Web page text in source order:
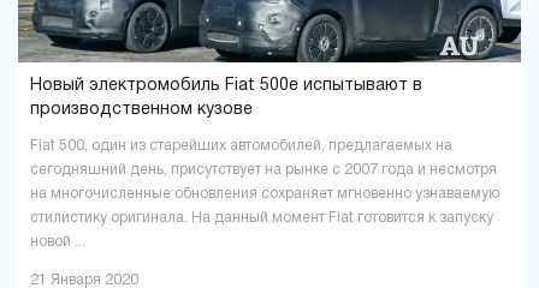
Хмельницкий18 Черкассы 6
Чернигов5 Черновцы7
Новый электромобиль Fiat 500e испытывают в
производственном кузове
Fiat 500, один из старейших автомобилей, предлагаемых на
сегодняшний день, присутствует на рынке с 2007 года и несмотря
на многочисленные обновления сохраняет мгновенно узнаваемую
стилистику оригинала. На данный момент Fiat готовится к запуску
новой ...
21 Января 2020